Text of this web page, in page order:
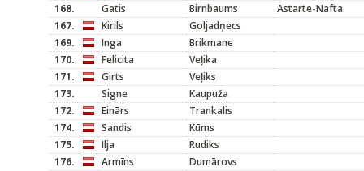
168.
Gatis Birnbaums
Astarte-Nafta
167.
Kirils
Goljadņecs
169.
Inga
Brikmane
170.
Felicita
Veļika
171.
Girts
Veļiks
173.
Signe
Kaupuža
172.
Einārs
Trankalis
174.
Sandis
Kūms
175.
Ilja
Rudiks
176.
Armīns
Dumārovs